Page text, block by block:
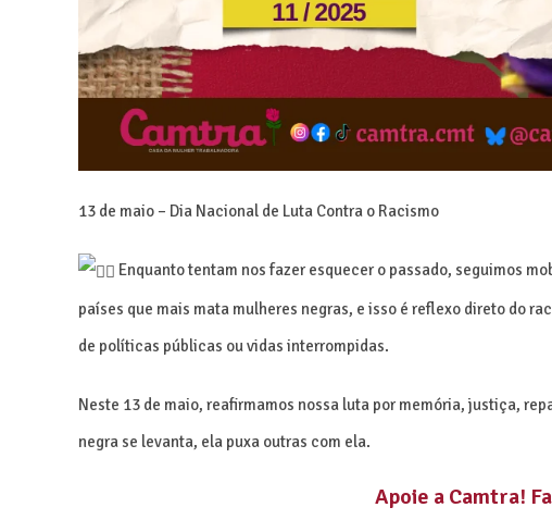
13 de maio – Dia Nacional de Luta Contra o Racismo
Enquanto tentam nos fazer esquecer o passado, seguimos
países que mais mata mulheres negras, e isso é reflexo direto do
de políticas públicas ou vidas interrompidas.
Neste 13 de maio, reafirmamos nossa luta por memória, justiça,
negra se levanta, ela puxa outras com ela.
Apoie a Camtra!